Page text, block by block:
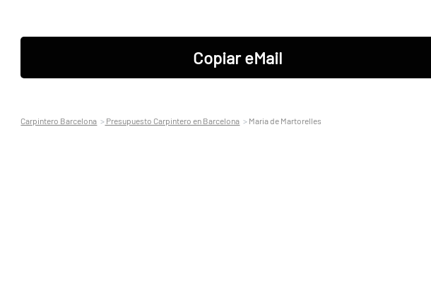
Copiar eMail
Carpintero Barcelona Presupuesto Carpintero en Barcelona Maria de Martorelles